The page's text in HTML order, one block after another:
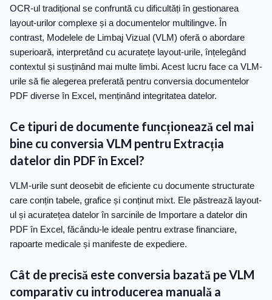
OCR-ul tradițional se confruntă cu dificultăți în gestionarea
layout-urilor complexe și a documentelor multilingve. În
contrast, Modelele de Limbaj Vizual (VLM) oferă o abordare
superioară, interpretând cu acuratețe layout-urile, înțelegând
contextul și susținând mai multe limbi. Acest lucru face ca VLM-
urile să fie alegerea preferată pentru conversia documentelor
PDF diverse în Excel, menținând integritatea datelor.
Ce tipuri de documente funcționează cel mai
bine cu conversia VLM pentru Extracția
datelor din PDF în Excel?
VLM-urile sunt deosebit de eficiente cu documente structurate
care conțin tabele, grafice și conținut mixt. Ele păstrează layout-
ul și acuratețea datelor în sarcinile de Importare a datelor din
PDF în Excel, făcându-le ideale pentru extrase financiare,
rapoarte medicale și manifeste de expediere.
Cât de precisă este conversia bazată pe VLM
comparativ cu introducerea manuală a